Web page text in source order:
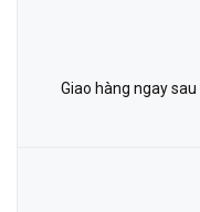
Giao hàng ngay